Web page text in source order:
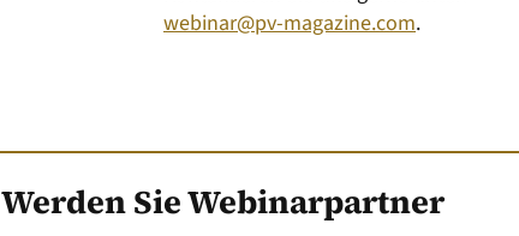
webinar@pv-magazine.com.
Werden Sie Webinarpartner